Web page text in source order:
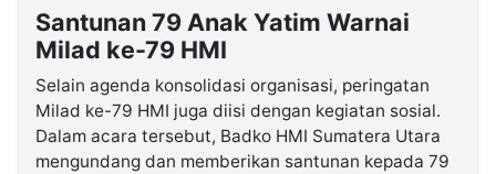
Santunan 79 Anak Yatim Warnai
Milad ke-79 HMI
Selain agenda konsolidasi organisasi, peringatan
Milad ke-79 HMI juga diisi dengan kegiatan sosial.
Dalam acara tersebut, Badko HMI Sumatera Utara
mengundang dan memberikan santunan kepada 79